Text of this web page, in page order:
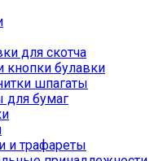
для скотча
кнопки булавки
шпагаты
бумаг
и трафареты